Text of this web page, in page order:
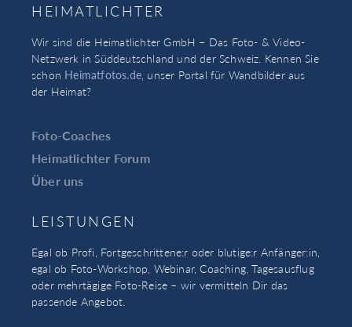
HEIMATLICHTER
Wir sind die Heimatlichter GmbH – Das Foto- & Video-
Netzwerk in Süddeutschland und der Schweiz. Kennen Sie
schon Heimatfotos.de, unser Portal für Wandbilder aus
der Heimat?
Foto-Coaches
Heimatlichter Forum
Über uns
LEISTUNGEN
Egal ob Profi, Fortgeschrittene:r oder blutige:r Anfänger:in,
egal ob Foto-Workshop, Webinar, Coaching, Tagesausflug
oder mehrtägige Foto-Reise – wir vermitteln Dir das
passende Angebot.